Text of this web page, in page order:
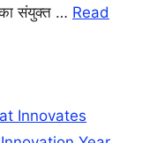
का संयुक्त … Read
Innovates